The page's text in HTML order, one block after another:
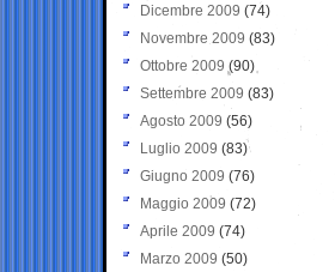
Dicembre 2009 (74)
Novembre 2009 (83)
Ottobre 2009 (90)
Settembre 2009 (83)
Agosto 2009 (56)
Luglio 2009 (83)
Giugno 2009 (76)
Maggio 2009 (72)
Aprile 2009 (74)
Marzo 2009 (50)